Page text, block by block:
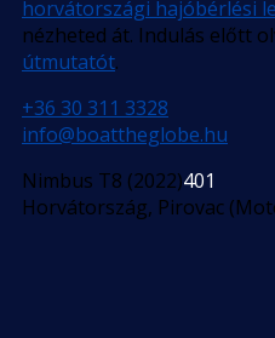
horvátországi hajóbérlési
nézheted át. Indulás előtt
útmutatót.
+36 30 311 3328
info@boattheglobe.hu
Nimbus T8 (2022)401
Horvátország, Pirovac